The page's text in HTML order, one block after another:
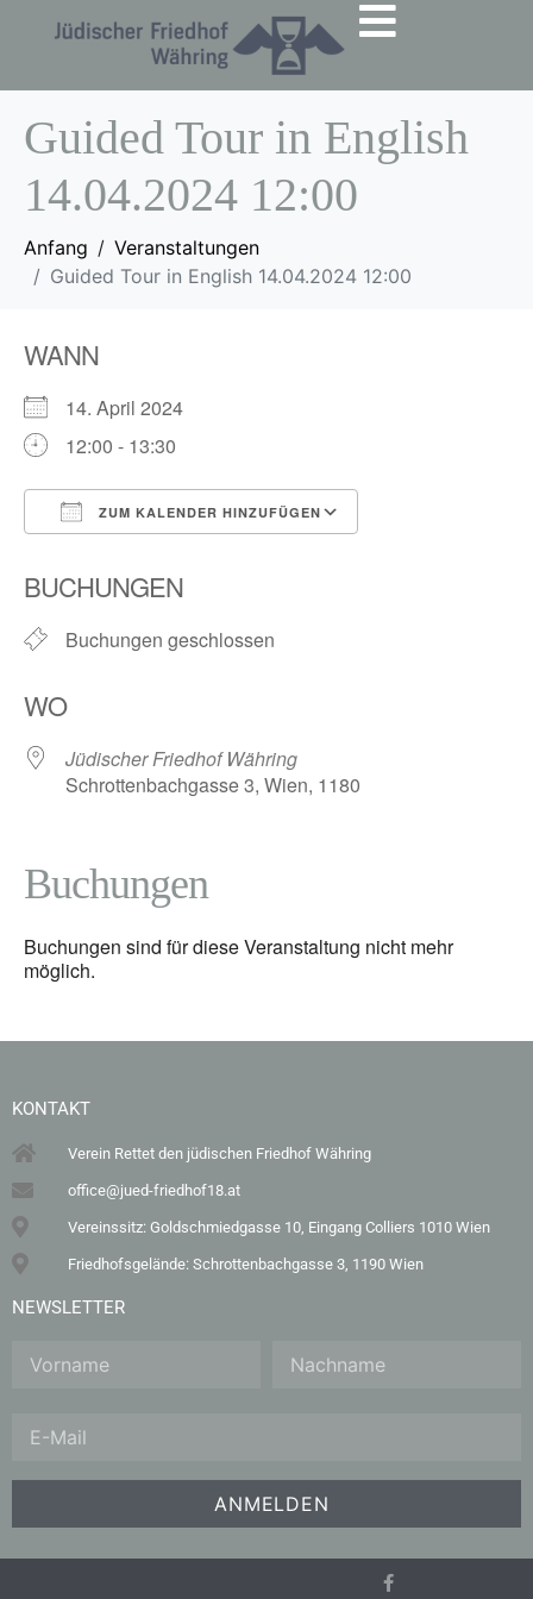
Guided Tour in English
14.04.2024 12:00
Anfang
Veranstaltungen
Guided Tour in English 14.04.2024 12:00
WANN
14. April 2024
12:00 - 13:30
ZUM KALENDER HINZUFÜGEN
BUCHUNGEN
Buchungen geschlossen
WO
Jüdischer Friedhof Währing
Schrottenbachgasse 3, Wien, 1180
Buchungen
Buchungen sind für diese Veranstaltung nicht mehr
möglich.
KONTAKT
Verein Rettet den jüdischen Friedhof Währing
office@jued-friedhof18.at
Vereinssitz: Goldschmiedgasse 10, Eingang Colliers 1010 Wien
Friedhofsgelände: Schrottenbachgasse 3, 1190 Wien
NEWSLETTER